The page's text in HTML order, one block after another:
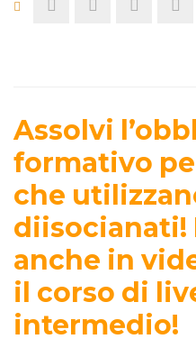
Assolvi
formativo
che
diisocianati!
anche in
il corso di
intermedio!